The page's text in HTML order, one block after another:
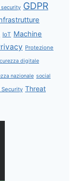
GDPR
IoT Machine
Protezione
digitale
nazionale social
Security Threat